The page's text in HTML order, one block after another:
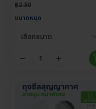
฿2.50
ขนาดหมุด